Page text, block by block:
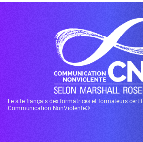
Le site français des formatrices et formateurs
Communication NonViolente®